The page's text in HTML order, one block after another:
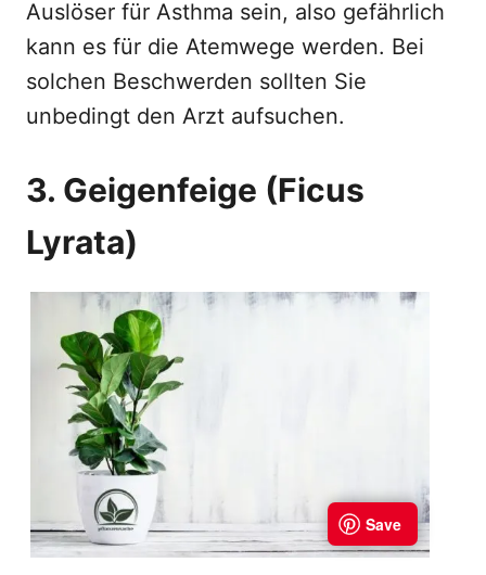
Auslöser für Asthma sein, also gefährlich
kann es für die Atemwege werden. Bei
solchen Beschwerden sollten Sie
unbedingt den Arzt aufsuchen.
3. Geigenfeige (Ficus
Lyrata)